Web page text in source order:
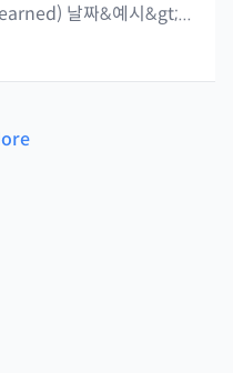
날짜&예시&gt;...